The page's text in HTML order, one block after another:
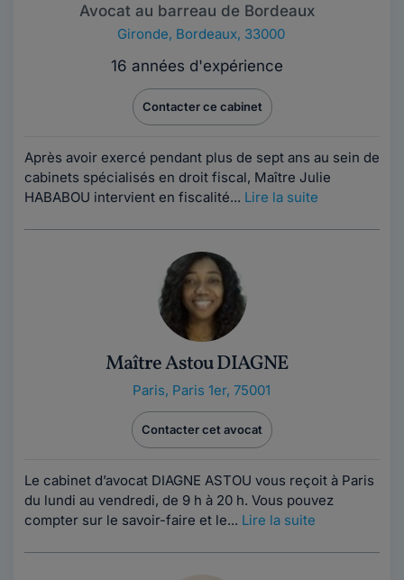
Avocat au barreau de Bordeaux
Gironde, Bordeaux, 33000
16 années d'expérience
Contacter ce cabinet
Après avoir exercé pendant plus de sept ans au sein de
cabinets spécialisés en droit fiscal, Maître Julie
HABABOU intervient en fiscalité... Lire la suite
Maître Astou DIAGNE
Paris, Paris 1er, 75001
Contacter cet avocat
Le cabinet d’avocat DIAGNE ASTOU vous reçoit à Paris
du lundi au vendredi, de 9 h à 20 h. Vous pouvez
compter sur le savoir-faire et le... Lire la suite